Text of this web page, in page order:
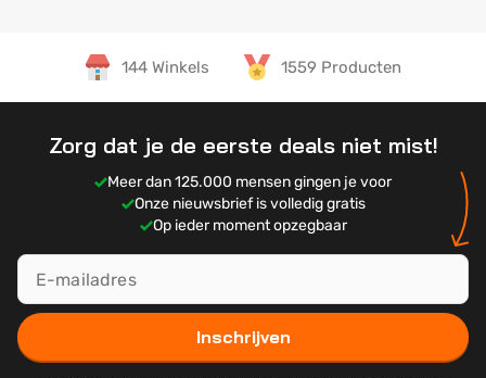
144 Winkels 1559 Producten
Zorg dat je de eerste deals niet mist!
Meer dan 125.000 mensen gingen je voor
Onze nieuwsbrief is volledig gratis
Op ieder moment opzegbaar
Inschrijven